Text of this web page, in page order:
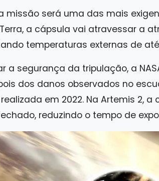
missão será uma das mais
a cápsula vai atravessar a
temperaturas externas de até
a segurança da tripulação, a
dos danos observados no
em 2022. Na Artemis 2,
reduzindo o tempo de